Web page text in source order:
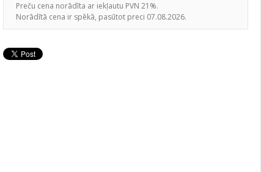
Preču cena norādīta ar iekļautu PVN 21%.
Norādītā cena ir spēkā, pasūtot preci 07.08.2026.